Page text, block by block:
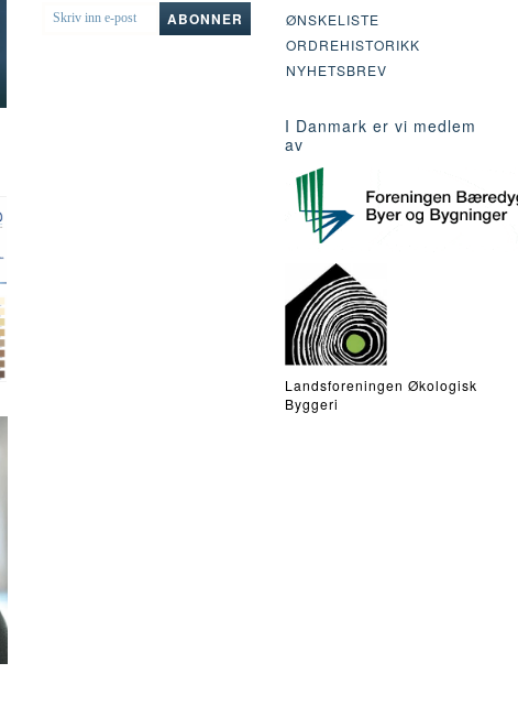
SKRIV
ABONNER
ØNSKELISTE
ORDREHISTORIKK
NYHETSBREV
I Danmark er vi medlem
av
Landsforeningen Økologisk
Byggeri